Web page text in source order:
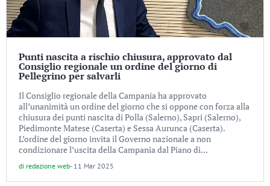
Punti nascita a rischio chiusura, approvato dal
Consiglio regionale un ordine del giorno di
Pellegrino per salvarli
Il Consiglio regionale della Campania ha approvato
all’unanimità un ordine del giorno che si oppone con forza alla
chiusura dei punti nascita di Polla (Salerno), Sapri (Salerno),
Piedimonte Matese (Caserta) e Sessa Aurunca (Caserta).
L’ordine del giorno invita il Governo nazionale a non
condizionare l’uscita della Campania dal Piano di...
di redazione web- 11 Mar 2025